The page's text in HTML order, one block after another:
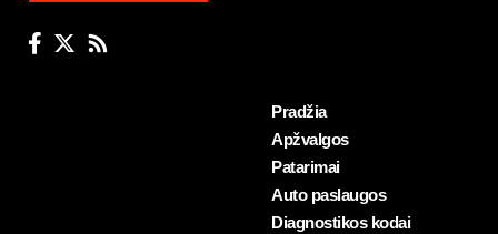
Pradžia
Apžvalgos
Patarimai
Auto paslaugos
Diagnostikos kodai